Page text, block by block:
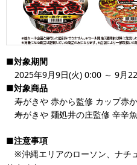
■対象期間
2025年9月9日(火) 0:00 ～ 9月
■対象商品
寿がきや 赤から監修 カップ赤
寿がきや 麺処井の庄監修 辛辛
■注意事項
※沖縄エリアのローソン、ナチ